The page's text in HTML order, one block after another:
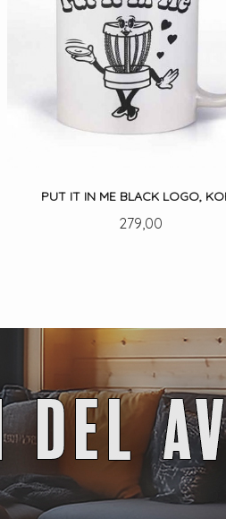
PUT IT IN ME BLACK LOGO,
Pris
279,00